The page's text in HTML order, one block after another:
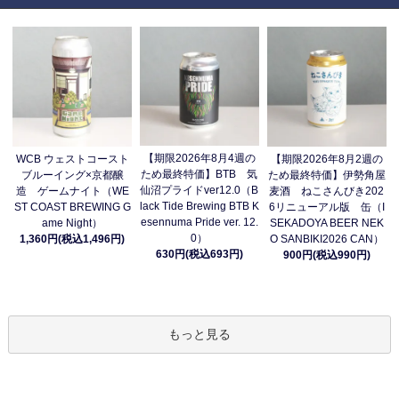
WCB ウェストコースト
ブルーイング×京都醸
造 ゲームナイト（WE
ST COAST BREWING G
ame Night）
1,360円(税込1,496円)
【期限2026年8月4週の
ため最終特価】BTB 気
仙沼プライドver12.0（B
lack Tide Brewing BTB K
esennuma Pride ver. 12.
0）
630円(税込693円)
【期限2026年8月2週の
ため最終特価】伊勢角屋
麦酒 ねこさんびき202
6リニューアル版 缶（I
SEKADOYA BEER NEK
O SANBIKI2026 CAN）
900円(税込990円)
もっと見る